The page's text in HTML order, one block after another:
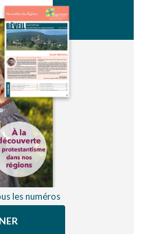
les numéros